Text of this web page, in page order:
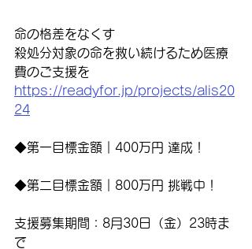
命の格差をなくす
殺処分対象の命を救い続けるため医療
費のご支援を
https://readyfor.jp/projects/alis20
24
◆第一目標金額｜400万円 達成！
◆第二目標金額｜800万円 挑戦中！
支援募集期間：8月30日（金）23時ま
で